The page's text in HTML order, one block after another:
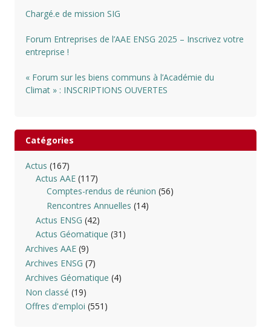
Chargé.e de mission SIG
Forum Entreprises de l’AAE ENSG 2025 – Inscrivez votre
entreprise !
« Forum sur les biens communs à l’Académie du
Climat » : INSCRIPTIONS OUVERTES
Catégories
Actus (167)
Actus AAE (117)
Comptes-rendus de réunion (56)
Rencontres Annuelles (14)
Actus ENSG (42)
Actus Géomatique (31)
Archives AAE(9)
Archives ENSG (7)
Archives Géomatique (4)
Non classé (19)
Offres d'emploi (551)